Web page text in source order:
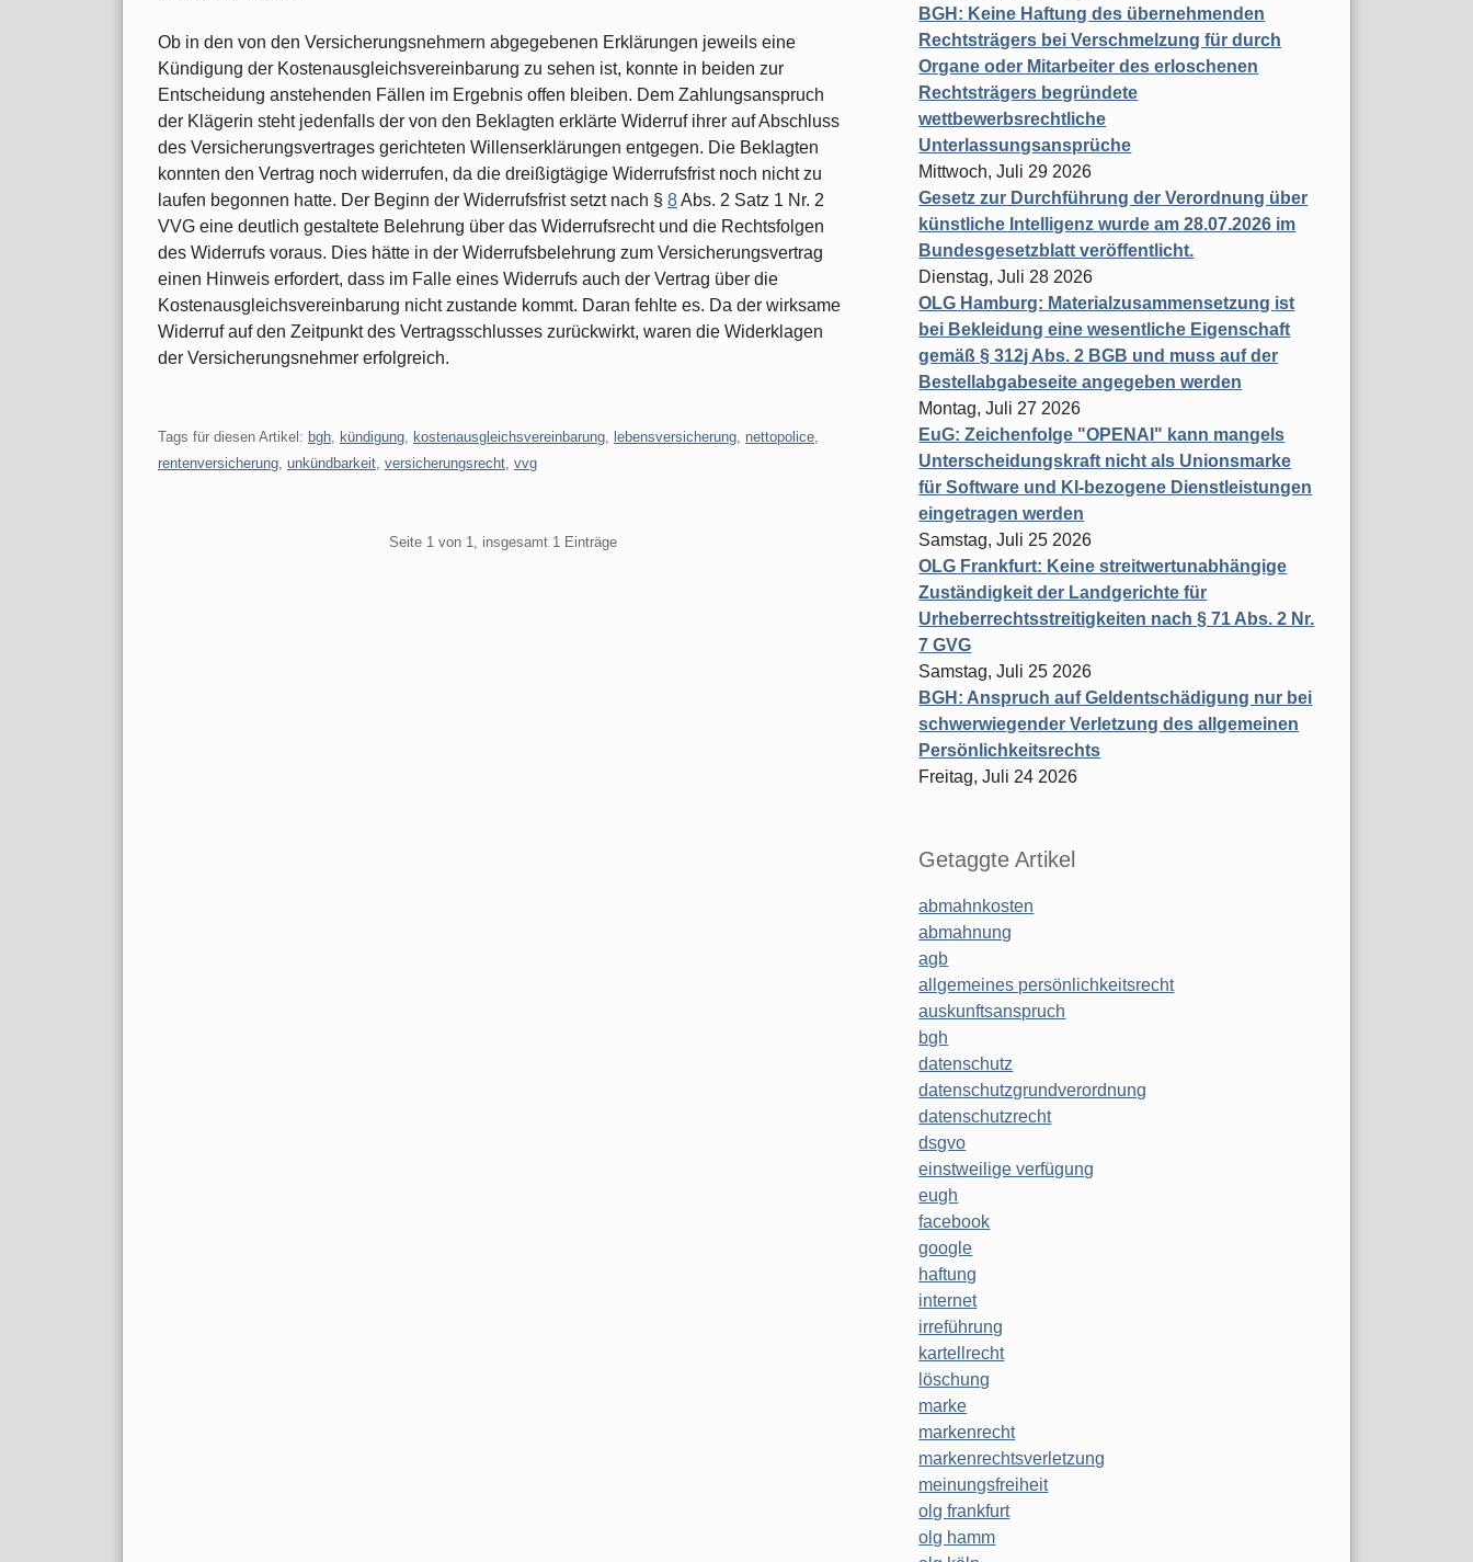
Ob in den von den Versicherungsnehmern abgegebenen Erklärungen jeweils eine
Kündigung der Kostenausgleichsvereinbarung zu sehen ist, konnte in beiden zur
Entscheidung anstehenden Fällen im Ergebnis offen bleiben. Dem Zahlungsanspruch
der Klägerin steht jedenfalls der von den Beklagten erklärte Widerruf ihrer auf Abschluss
des Versicherungsvertrages gerichteten Willenserklärungen entgegen. Die Beklagten
konnten den Vertrag noch widerrufen, da die dreißigtägige Widerrufsfrist noch nicht zu
laufen begonnen hatte. Der Beginn der Widerrufsfrist setzt nach § 8Abs. 2 Satz 1 Nr. 2
VVG eine deutlich gestaltete Belehrung über das Widerrufsrecht und die Rechtsfolgen
des Widerrufs voraus. Dies hätte in der Widerrufsbelehrung zum Versicherungsvertrag
einen Hinweis erfordert, dass im Falle eines Widerrufs auch der Vertrag über die
Kostenausgleichsvereinbarung nicht zustande kommt. Daran fehlte es. Da der wirksame
Widerruf auf den Zeitpunkt des Vertragsschlusses zurückwirkt, waren die Widerklagen
der Versicherungsnehmer erfolgreich.
Tags für diesen Artikel: bgh kündigung kostenausgleichsvereinbarung lebensversicherung nettopolice
rentenversicherung unkündbarkeit versicherungsrecht vvg
Seite 1 von 1, insgesamt 1 Einträge
BGH: Keine Haftung des übernehmenden
Rechtsträgers bei Verschmelzung für durch
Organe oder Mitarbeiter des erloschenen
Rechtsträgers begründete
wettbewerbsrechtliche
Unterlassungsansprüche
Mittwoch, Juli 29 2026
Gesetz zur Durchführung der Verordnung über
künstliche Intelligenz wurde am 28.07.2026 im
Bundesgesetzblatt veröffentlicht.
Dienstag, Juli 28 2026
OLG Hamburg: Materialzusammensetzung ist
bei Bekleidung eine wesentliche Eigenschaft
gemäß § 312j Abs. 2 BGB und muss auf der
Bestellabgabeseite angegeben werden
Montag, Juli 27 2026
EuG: Zeichenfolge "OPENAI" kann mangels
Unterscheidungskraft nicht als Unionsmarke
für Software und KI-bezogene Dienstleistungen
eingetragen werden
Samstag, Juli 25 2026
OLG Frankfurt: Keine streitwertunabhängige
Zuständigkeit der Landgerichte für
Urheberrechtsstreitigkeiten nach § 71 Abs. 2 Nr.
7 GVG
Samstag, Juli 25 2026
BGH: Anspruch auf Geldentschädigung nur bei
schwerwiegender Verletzung des allgemeinen
Persönlichkeitsrechts
Freitag, Juli 24 2026
Getaggte Artikel
abmahnkosten
abmahnung
agb
allgemeines persönlichkeitsrecht
auskunftsanspruch
bgh
datenschutz
datenschutzgrundverordnung
datenschutzrecht
dsgvo
einstweilige verfügung
eugh
facebook
google
haftung
internet
irreführung
kartellrecht
löschung
marke
markenrecht
markenrechtsverletzung
meinungsfreiheit
olg frankfurt
olg hamm